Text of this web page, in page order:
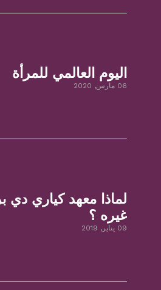
اليوم العالمي للمرأة
06 مارس, 2020
لماذا معهد كياري دي
غيره ؟
09 يناير, 2019